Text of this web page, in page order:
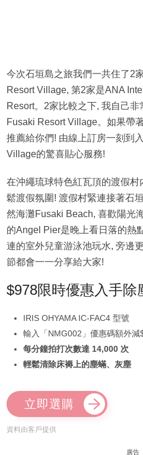
今次石垣島之旅我們一共住了2
Resort Village, 第2家是ANA
Resort。2家比較之下, 我自己
Fusaki Resort Village。如果帶
推薦給你們! 由線上訂房一刻到
Village的驚喜貼心服務!
在沖繩琉球特色紅瓦頂的渡假
鬆渡假氛圍! 渡假村緊連接著石
然海灘Fusaki Beach, 喜歡陽光
的Angel Pier是晚上看日落的熱
連的室外兒童游泳池玩水, 旁邊
節都會一一分享給大家!
$978限時優惠入手除
IRIS OHYAMA IC-FAC4 型號
輸入「NMG002」優惠碼額外減
每分鐘拍打次數達 14,000 次
輕鬆清除床褥上的塵蟎、灰塵
立即選購
資料由客戶提供
廣告